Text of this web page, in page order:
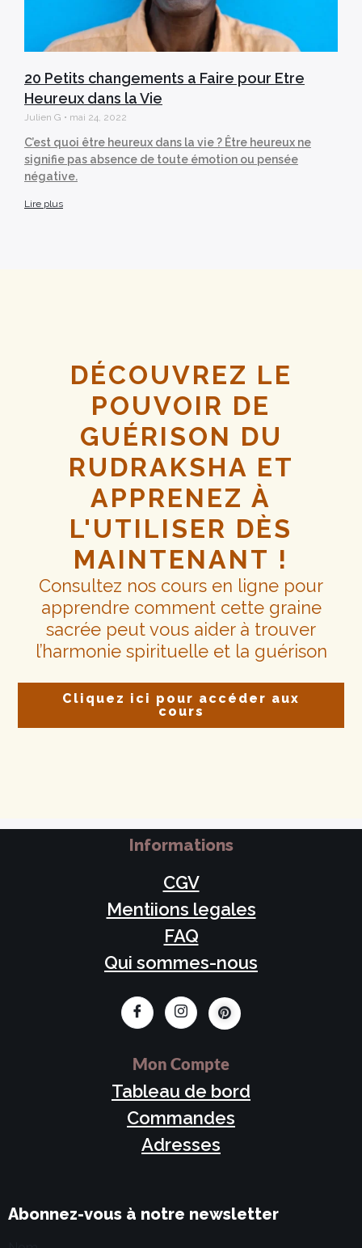
20 Petits changements a Faire pour Etre
Heureux dans la Vie
Julien G mai 24, 2022
C’est quoi être heureux dans la vie ? Être heureux ne
signifie pas absence de toute émotion ou pensée
négative.
Lire plus
DÉCOUVREZ LE
POUVOIR DE
GUÉRISON DU
RUDRAKSHA ET
APPRENEZ À
L'UTILISER DÈS
MAINTENANT !
Consultez nos cours en ligne pour
apprendre comment cette graine
sacrée peut vous aider à trouver
l’harmonie spirituelle et la guérison
Cliquez ici pour accéder aux
cours
Informations
CGV
Mentiions legales
FAQ
Qui sommes-nous
Mon Compte
Tableau de bord
Commandes
Adresses
Abonnez-vous à notre newsletter